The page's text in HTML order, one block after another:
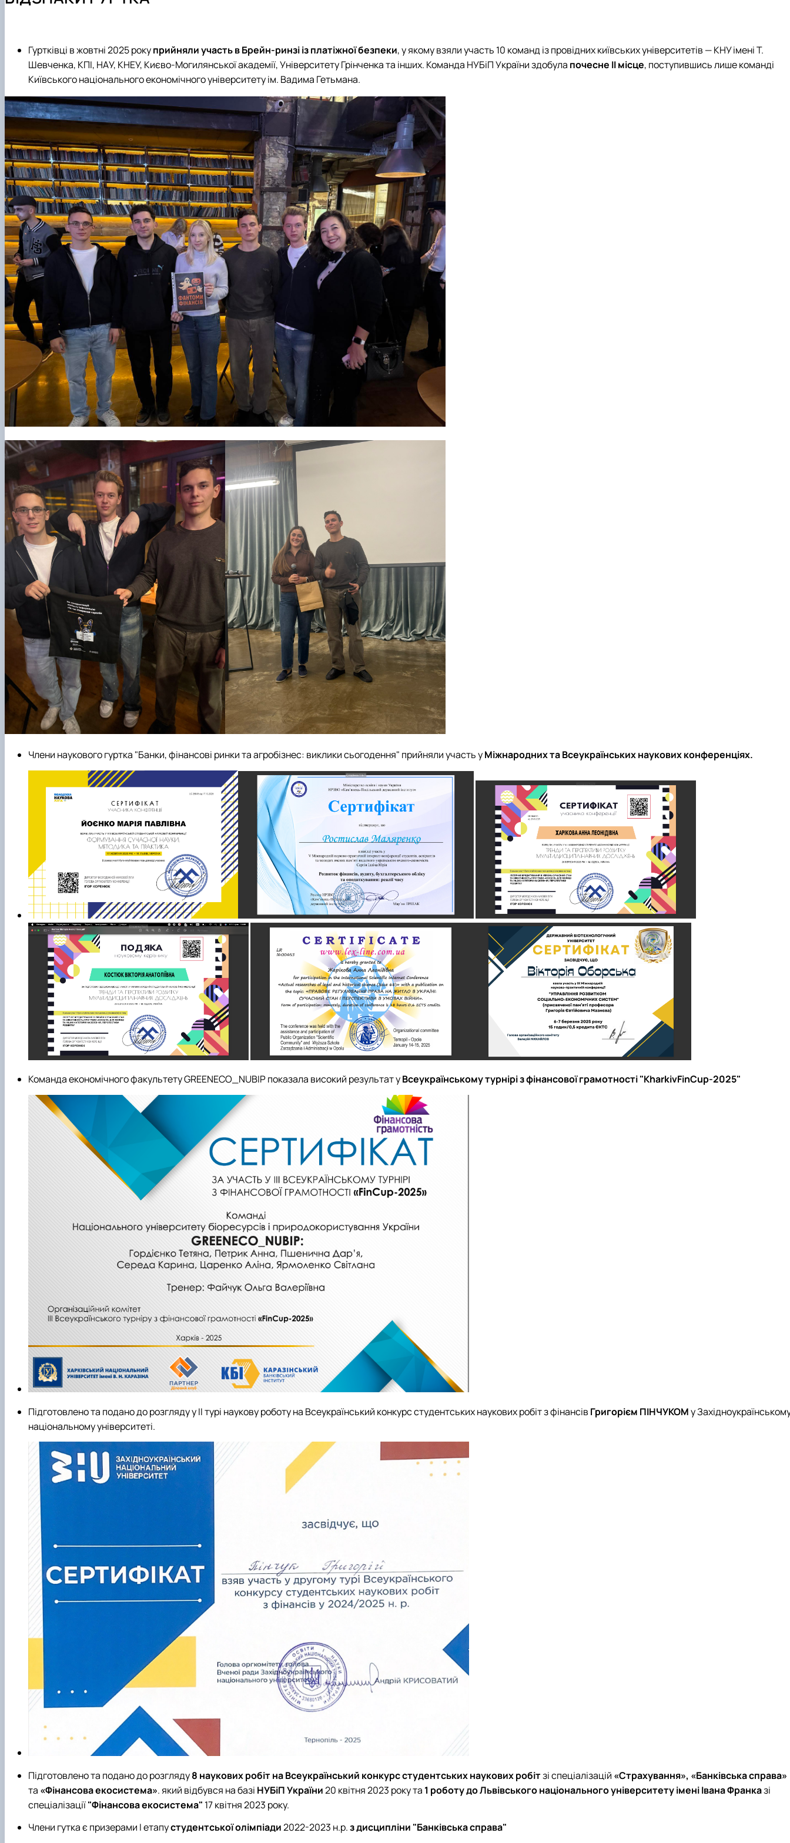
Навчально-наукова лабораторія «Музей грошей, банківської справи та страхування»
Офіційні документи
Положення про кафедру
Вимоги до оформлення магістерських робіт
Скринька довіри
План роботи гуртка
Волонтерський рух
Гуртківці в жовтні 2025 рокуприйняли участь в Брейн-ринзі із платіжної безпеки, у якому взяли участь 10 команд із провідних київських університетів — КНУ імені Т.
Шевченка, КПІ, НАУ, КНЕУ, Києво-Могилянської академії, Університету Грінченка та інших. Команда НУБіП України здобула почесне ІІ місце, поступившись лише команді
Київського національного економічного університету ім. Вадима Гетьмана.
Члени наукового гуртка "Банки, фінансові ринки та агробізнес: виклики сьогодення" прийняли участь уМіжнародних та Всеукраїнських наукових конференціях.
Команда економічного факультету GREENECO_NUBIP показала високий результат уВсеукраїнському турнірі з фінансової грамотності "KharkivFinCup-2025"
Підготовлено та подано до розгляду у ІІ турі наукову роботу на Всеукраїнський конкурс студентських наукових робіт з фінансів Григорієм ПІНЧУКОМу
національному університеті.
Підготовлено та подано до розгляду8 наукових робіт на Всеукраїнський конкурс студентських наукових робітзі спеціалізацій «Страхування», «Банківська справа»
та «Фінансова екосистема». який відбувся на базі НУБіП України20 квітня 2023 року та 1 роботу до Львівського національного університету імені Івана Франказі
спеціалізації"Фінансова екосистема" 17 квітня 2023 року.
Члени гутка є призерами І етапустудентської олімпіади2022-2023 н.р.з дисципліни "Банківська справа"